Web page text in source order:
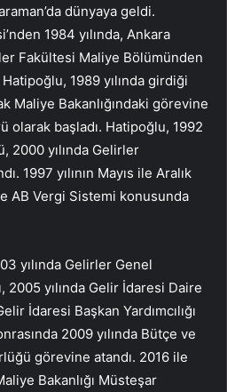
dünyaya geldi.
1984 yılında, Ankara
Fakültesi Maliye Bölümünden
1989 yılında girdiği
Maliye Bakanlığındaki görevine
olarak başladı. Hatipoğlu, 1992
2000 yılında Gelirler
1997 yılının Mayıs ile Aralık
AB Vergi Sistemi konusunda
yılında Gelirler Genel
2005 yılında Gelir İdaresi Daire
İdaresi Başkan Yardımcılığı
2009 yılında Bütçe ve
görevine atandı. 2016 ile
Bakanlığı Müsteşar